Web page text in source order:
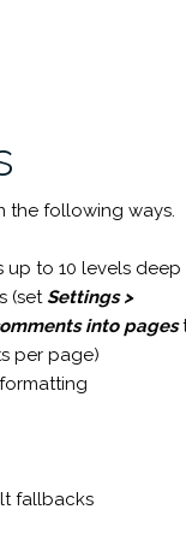
the following ways.
to 10 levels deep
(setSettings >
into pages
per page)
fallbacks